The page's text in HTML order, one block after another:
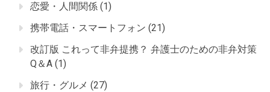
恋愛・人間関係 (1)
携帯電話・スマートフォン (21)
改訂版 これって非弁提携？ 弁護士のための非弁対策
Q＆A (1)
旅行・グルメ (27)